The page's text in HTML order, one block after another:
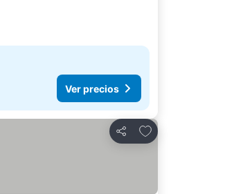
Ver precios
Compartir
Agregar a favoritos